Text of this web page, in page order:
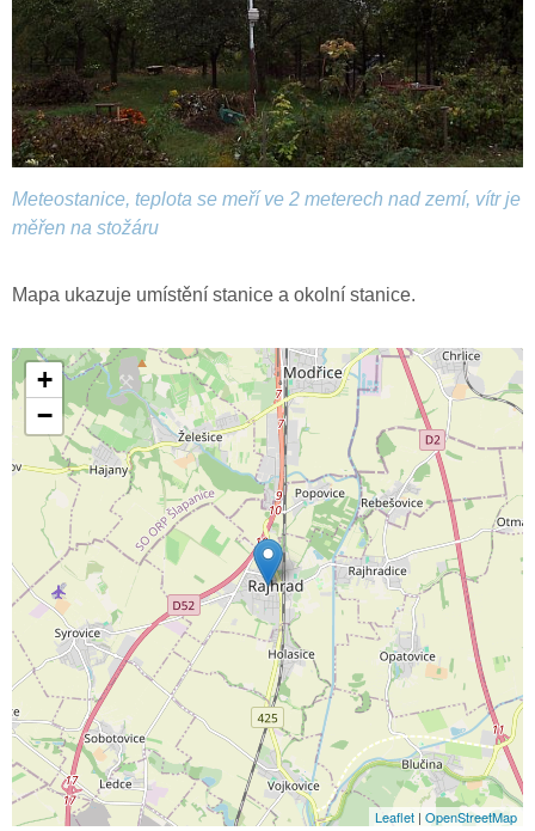
Meteostanice, teplota se meří ve 2 meterech nad zemí, vítr je
měřen na stožáru
Mapa ukazuje umístění stanice a okolní stanice.
+
−
Leaflet | OpenStreetMap